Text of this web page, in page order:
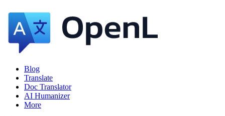
Blog
Translate
Doc Translator
AI Humanizer
More